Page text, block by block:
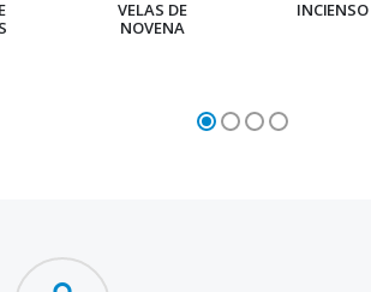
VELAS DE
NOVENA
INCIENSO